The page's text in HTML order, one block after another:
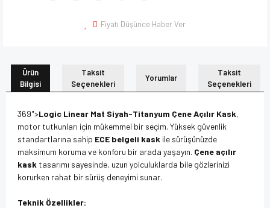
Fiyatı Düşünce Haber Ver
Ürün
Bilgisi
Taksit
Seçenekleri
Yorumlar
Taksit
Seçenekleri
369">Logic Linear Mat Siyah-Titanyum Çene Açılır Kask,
motor tutkunları için mükemmel bir seçim. Yüksek güvenlik
standartlarına sahip ECE belgeli kask ile sürüşünüzde
maksimum koruma ve konforu bir arada yaşayın. Çene açılır
kask tasarımı sayesinde, uzun yolculuklarda bile gözlerinizi
korurken rahat bir sürüş deneyimi sunar.
Teknik Özellikler: